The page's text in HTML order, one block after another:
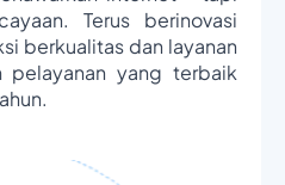
Terus berinovasi
berkualitas dan layanan
yang terbaik